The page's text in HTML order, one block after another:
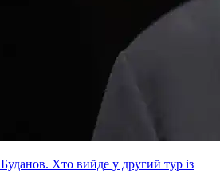
Хто вийде у другий тур із